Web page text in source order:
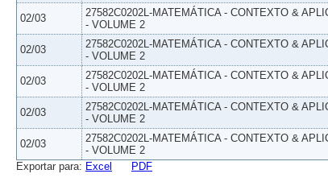
02/03
27582C0202L-MATEMÁTICA - CONTEXTO &
- VOLUME 2
02/03
27582C0202L-MATEMÁTICA - CONTEXTO &
- VOLUME 2
02/03
27582C0202L-MATEMÁTICA - CONTEXTO &
- VOLUME 2
02/03
27582C0202L-MATEMÁTICA - CONTEXTO &
- VOLUME 2
02/03
27582C0202L-MATEMÁTICA - CONTEXTO &
- VOLUME 2
Exportar para: Excel PDF